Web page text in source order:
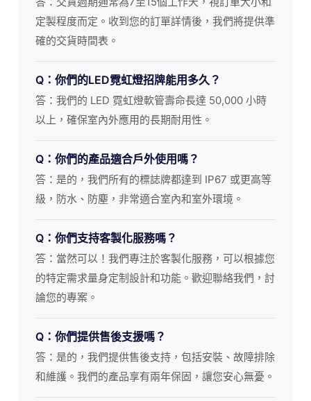
定製程度而定。收到您的訂單詳情後，我們將提供準
確的交貨時間表。
Q：你們的LED霓虹燈招牌能用多久？
答：我們的 LED 霓虹燈軟管壽命長達 50,000 小時
以上，確保室內外應用的長期耐用性。
Q：你們的產品適合戶外使用嗎？
答：是的，我們所有的標誌牌都達到 IP67 或更高等
級，防水、防塵，非常適合室內和室外環境。
Q：你們支持客製化服務嗎？
答：當然可以！我們專注於客製化服務，可以根據您
的特定需求量身定制設計和功能。歡迎聯絡我們，討
論您的專案。
Q：你們提供售後支援嗎？
答：是的，我們提供售後支持，包括安裝、故障排除
和維護。我們的產品享有兩年保固，讓您安心無憂。